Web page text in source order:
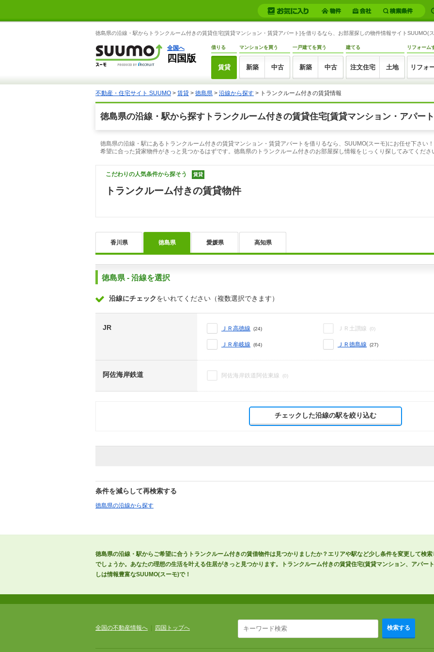
徳島県の沿線・駅からトランクルーム付きの賃貸住宅[賃貸マンション・賃貸アパート]を借りるなら、お部屋探しの物件情報サイトSUUMO(
全国へ
四国版
借りる
賃貸
マンションを買う
新築 中古
一戸建てを買う
新築 中古
建てる
注文住宅 土地
リフォーム
リフォ
不動産・住宅サイト SUUMO > 賃貸 > 徳島県 > 沿線から探す > トランクルーム付きの賃貸情報
徳島県の沿線・駅から探すトランクルーム付きの賃貸住宅[賃貸マンション・アパー
徳島県の沿線・駅にあるトランクルーム付きの賃貸マンション・賃貸アパートを借りるなら、SUUMO(スーモ)にお任せ下さい
希望に合った貸家物件がきっと見つかるはずです。徳島県のトランクルーム付きのお部屋探し情報をじっくり探してみてくださ
こだわりの人気条件から探そう 賃貸
トランクルーム付きの賃貸物件
香川県 徳島県 愛媛県 高知県
徳島県 - 沿線を選択
沿線にチェックをいれてください（複数選択できます）
JR ＪＲ高徳線 (24) ＪＲ土讃線 (0)
ＪＲ牟岐線 (64) ＪＲ徳島線 (27)
阿佐海岸鉄道 阿佐海岸鉄道阿佐東線 (0)
チェックした沿線の駅を絞り込む
条件を減らして再検索する
徳島県の沿線から探す
徳島県の沿線・駅からご希望に合うトランクルーム付きの賃借物件は見つかりましたか？エリアや駅など少し条件を変更して検
でしょうか。あなたの理想の生活を叶える住居がきっと見つかります。トランクルーム付きの賃貸住宅(賃貸マンション、アパー
しは情報豊富なSUUMO(スーモ)で！
全国の不動産情報へ 四国トップへ 検索する